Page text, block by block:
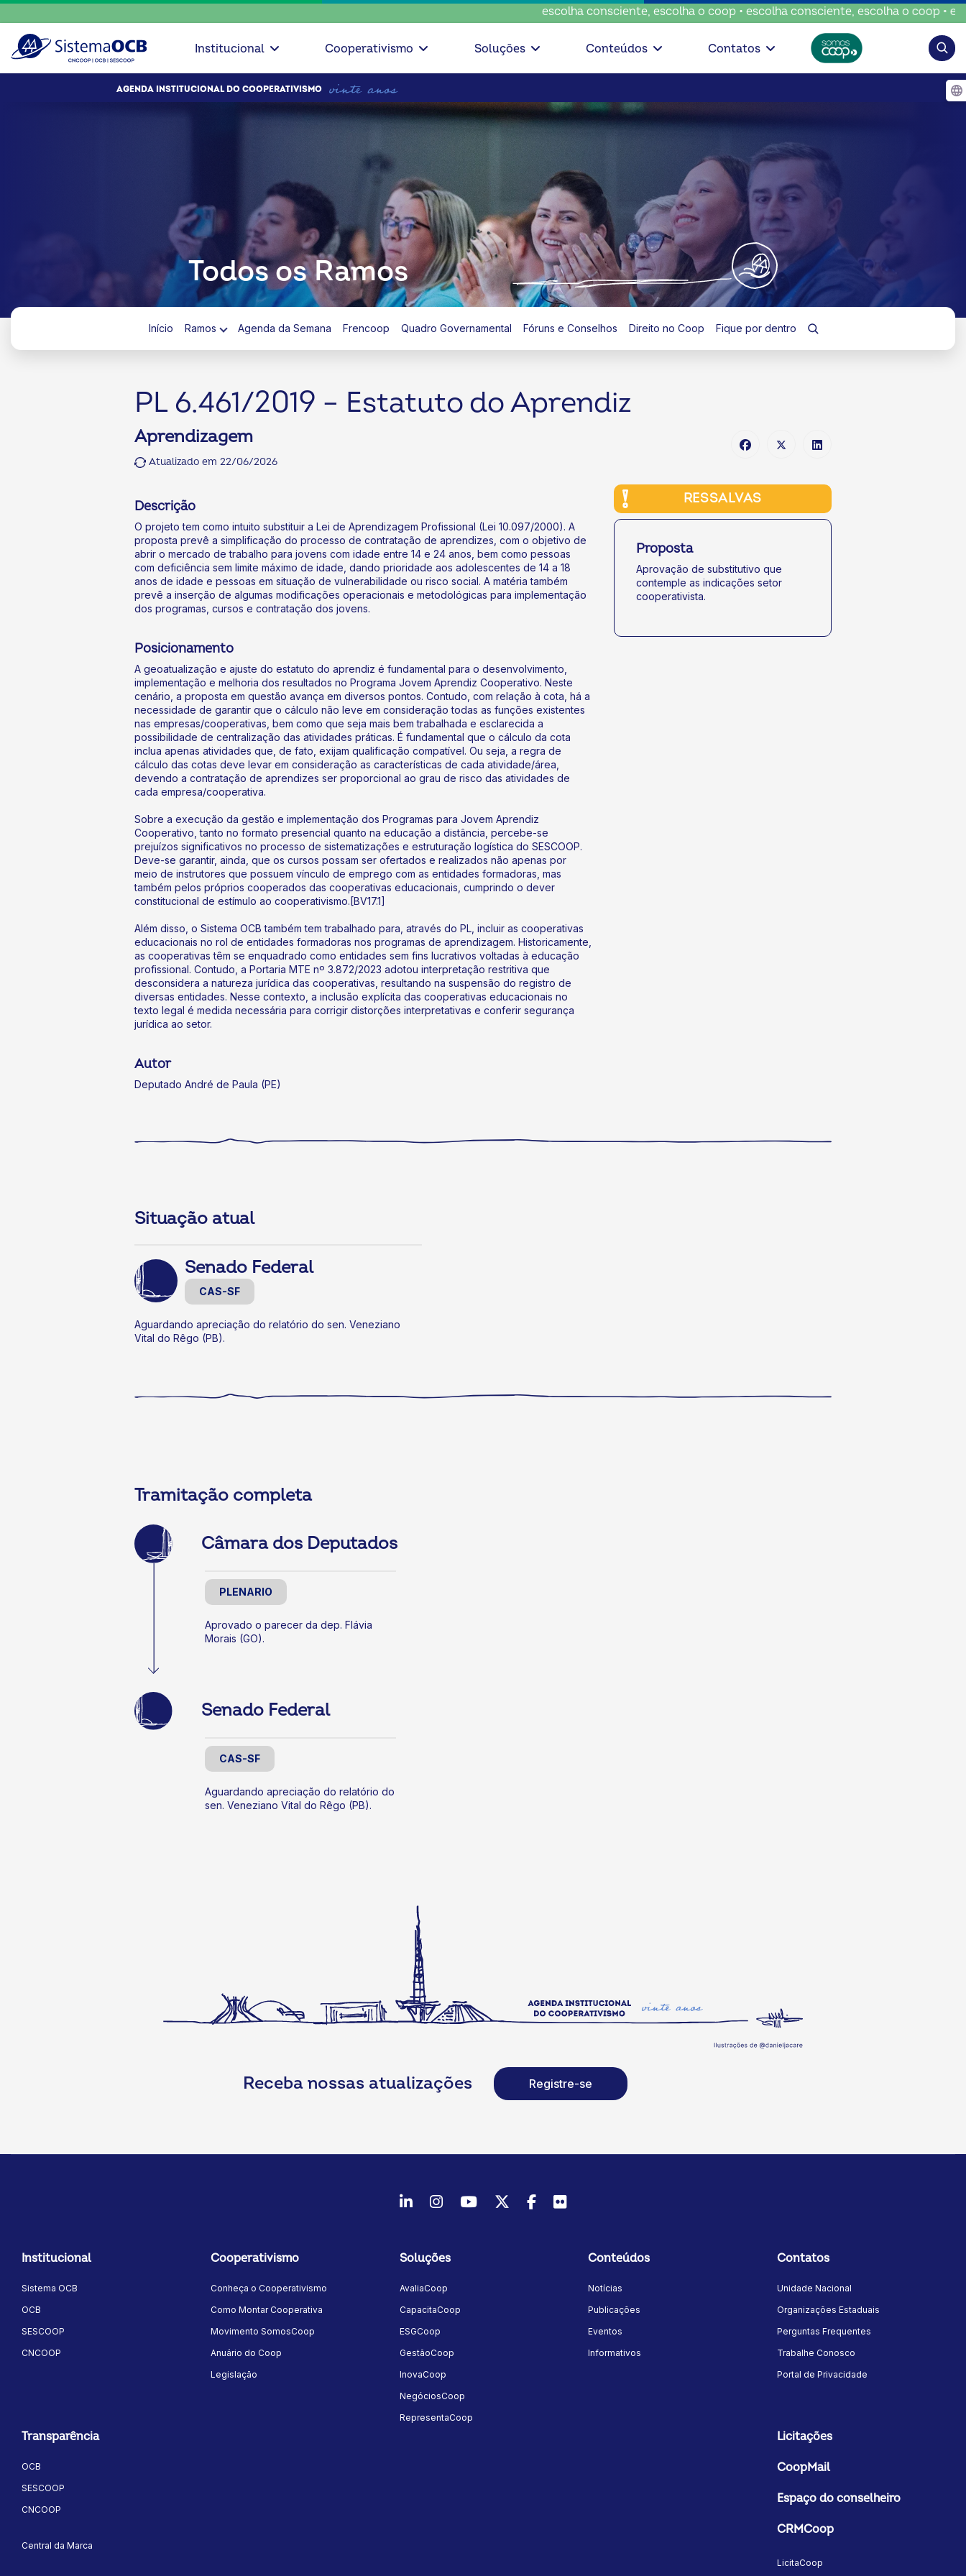
escolha consciente, escolha o coop • escolha consciente, escolha o coop • escolha
Institucional Cooperativismo Soluções Conteúdos Contatos
AGENDA INSTITUCIONAL DO COOPERATIVISMO
Todos os Ramos
Início Ramos Agenda da Semana Frencoop Quadro Governamental Fóruns e Conselhos Direito no Coop Fique por dentro
PL 6.461/2019 – Estatuto do Aprendiz
Aprendizagem
Atualizado em 22/06/2026
Descrição
O projeto tem como intuito substituir a Lei de Aprendizagem Profissional (Lei 10.097/2000). A
proposta prevê a simplificação do processo de contratação de aprendizes, com o objetivo de
abrir o mercado de trabalho para jovens com idade entre 14 e 24 anos, bem como pessoas
com deficiência sem limite máximo de idade, dando prioridade aos adolescentes de 14 a 18
anos de idade e pessoas em situação de vulnerabilidade ou risco social. A matéria também
prevê a inserção de algumas modificações operacionais e metodológicas para implementação
dos programas, cursos e contratação dos jovens.
Posicionamento
A geoatualização e ajuste do estatuto do aprendiz é fundamental para o desenvolvimento,
implementação e melhoria dos resultados no Programa Jovem Aprendiz Cooperativo. Neste
cenário, a proposta em questão avança em diversos pontos. Contudo, com relação à cota, há a
necessidade de garantir que o cálculo não leve em consideração todas as funções existentes
nas empresas/cooperativas, bem como que seja mais bem trabalhada e esclarecida a
possibilidade de centralização das atividades práticas. É fundamental que o cálculo da cota
inclua apenas atividades que, de fato, exijam qualificação compatível. Ou seja, a regra de
cálculo das cotas deve levar em consideração as características de cada atividade/área,
devendo a contratação de aprendizes ser proporcional ao grau de risco das atividades de
cada empresa/cooperativa.
Sobre a execução da gestão e implementação dos Programas para Jovem Aprendiz
Cooperativo, tanto no formato presencial quanto na educação a distância, percebe-se
prejuízos significativos no processo de sistematizações e estruturação logística do SESCOOP.
Deve-se garantir, ainda, que os cursos possam ser ofertados e realizados não apenas por
meio de instrutores que possuem vínculo de emprego com as entidades formadoras, mas
também pelos próprios cooperados das cooperativas educacionais, cumprindo o dever
constitucional de estímulo ao cooperativismo.[BV17.1]
Além disso, o Sistema OCB também tem trabalhado para, através do PL, incluir as cooperativas
educacionais no rol de entidades formadoras nos programas de aprendizagem. Historicamente,
as cooperativas têm se enquadrado como entidades sem fins lucrativos voltadas à educação
profissional. Contudo, a Portaria MTE nº 3.872/2023 adotou interpretação restritiva que
desconsidera a natureza jurídica das cooperativas, resultando na suspensão do registro de
diversas entidades. Nesse contexto, a inclusão explícita das cooperativas educacionais no
texto legal é medida necessária para corrigir distorções interpretativas e conferir segurança
jurídica ao setor.
Autor
Deputado André de Paula (PE)
RESSALVAS
Proposta
Aprovação de substitutivo que
contemple as indicações setor
cooperativista.
Situação atual
Senado Federal
CAS-SF
Aguardando apreciação do relatório do sen. Veneziano
Vital do Rêgo (PB).
Tramitação completa
Câmara dos Deputados
PLENARIO
Aprovado o parecer da dep. Flávia
Morais (GO).
Senado Federal
CAS-SF
Aguardando apreciação do relatório do
sen. Veneziano Vital do Rêgo (PB).
Receba nossas atualizações Registre-se
LinkedInInstagram
YoutubeTwitter/X
Facebook
Flickr
Institucional
Sistema OCB
OCB
SESCOOP
CNCOOP
Cooperativismo
Conheça o Cooperativismo
Como Montar Cooperativa
Movimento SomosCoop
Anuário do Coop
Legislação
Soluções
AvaliaCoop
CapacitaCoop
ESGCoop
GestãoCoop
InovaCoop
NegóciosCoop
RepresentaCoop
Conteúdos
Notícias
Publicações
Eventos
Informativos
Contatos
Unidade Nacional
Organizações Estaduais
Perguntas Frequentes
Trabalhe Conosco
Portal de Privacidade
Transparência
OCB
SESCOOP
CNCOOP
Central da Marca
Licitações
CoopMail
Espaço do conselheiro
CRMCoop
LicitaCoop